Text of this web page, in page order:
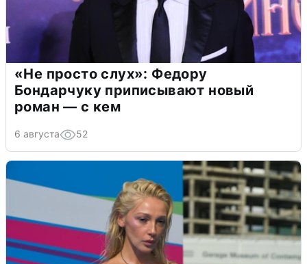
«Не просто слух»: Федору
Бондарчуку приписывают новый
роман — с кем
6 августа 52